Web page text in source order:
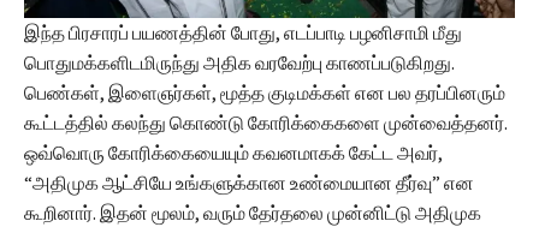
இந்த பிரசாரப் பயணத்தின் போது, எடப்பாடி பழனிசாமி மீது
பொதுமக்களிடமிருந்து அதிக வரவேற்பு காணப்படுகிறது.
பெண்கள், இளைஞர்கள், மூத்த குடிமக்கள் என பல தரப்பினரும்
கூட்டத்தில் கலந்து கொண்டு கோரிக்கைகளை முன்வைத்தனர்.
ஒவ்வொரு கோரிக்கையையும் கவனமாகக் கேட்ட அவர்,
“அதிமுக ஆட்சியே உங்களுக்கான உண்மையான தீர்வு” என
கூறினார். இதன் மூலம், வரும் தேர்தலை முன்னிட்டு அதிமுக